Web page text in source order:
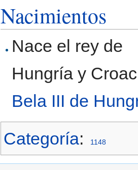
Nacimientos
Nace el rey de
Hungría y
Bela III de
Categoría: 1148